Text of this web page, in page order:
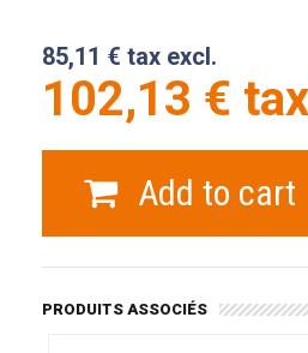
85,11 € tax excl.
102,13 €
Add to cart
PRODUITS ASSOCIÉS